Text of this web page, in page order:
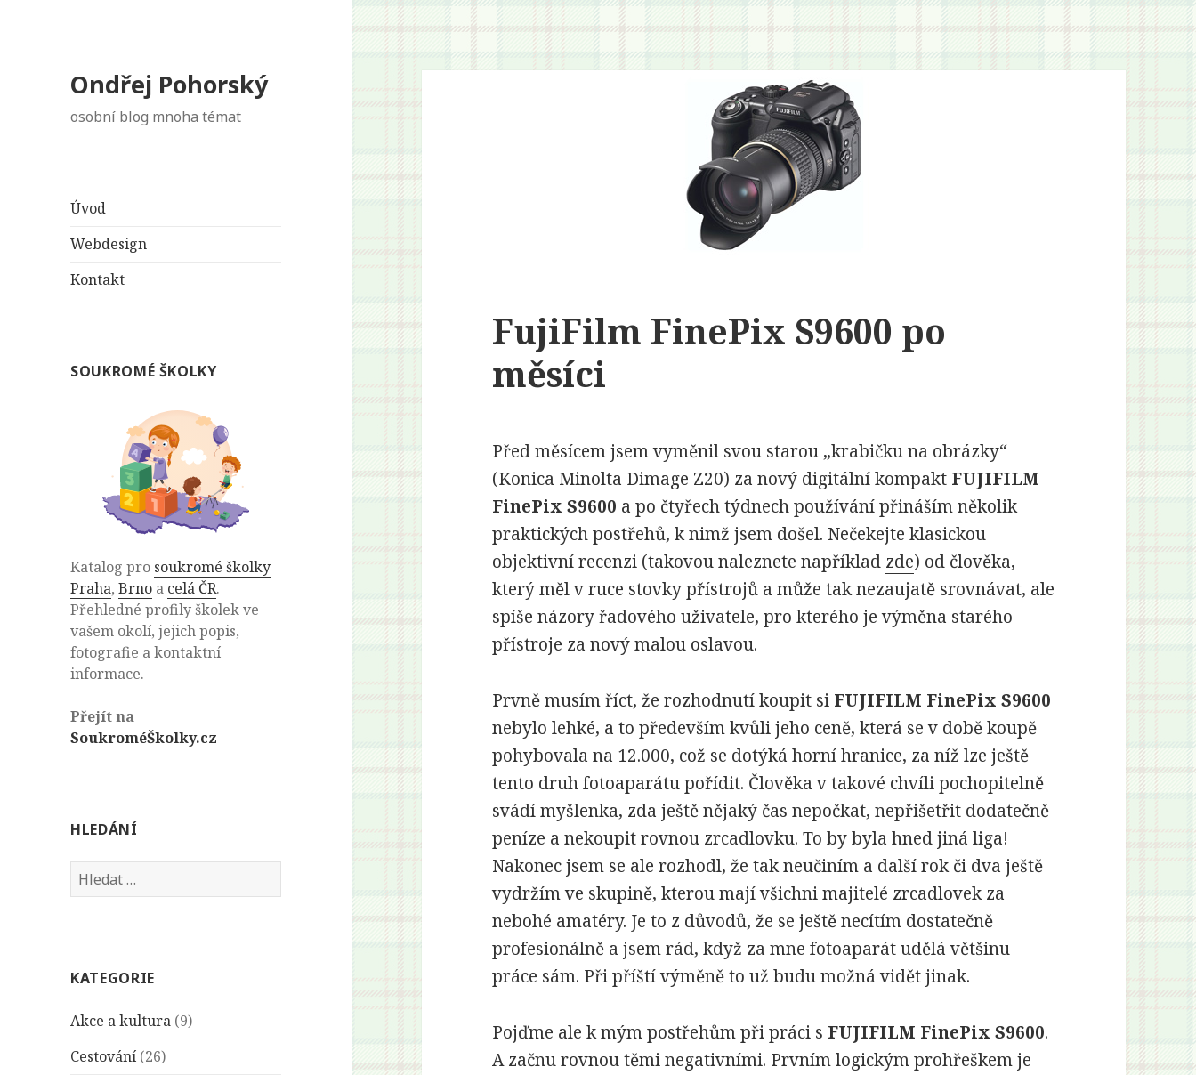
Ondřej Pohorský
osobní blog mnoha témat
Úvod
Webdesign
Kontakt
SOUKROMÉ ŠKOLKY
Katalog pro soukromé školky
Praha,Brno a celá ČR.
Přehledné profily školek ve
vašem okolí, jejich popis,
fotografie a kontaktní
informace.
Přejít na
SoukroméŠkolky.cz
HLEDÁNÍ
Vyhledávání
KATEGORIE
Akce a kultura (9)
Cestování (26)
FujiFilm FinePix S9600 po
měsíci
Před měsícem jsem vyměnil svou starou „krabičku na obrázky“
(Konica Minolta Dimage Z20) za nový digitální kompakt FUJIFILM
FinePix S9600 a po čtyřech týdnech používání přináším několik
praktických postřehů, k nimž jsem došel. Nečekejte klasickou
objektivní recenzi (takovou naleznete například zde) od člověka,
který měl v ruce stovky přístrojů a může tak nezaujatě srovnávat, ale
spíše názory řadového uživatele, pro kterého je výměna starého
přístroje za nový malou oslavou.
Prvně musím říct, že rozhodnutí koupit si FUJIFILM FinePix S9600
nebylo lehké, a to především kvůli jeho ceně, která se v době koupě
pohybovala na 12.000, což se dotýká horní hranice, za níž lze ještě
tento druh fotoaparátu pořídit. Člověka v takové chvíli pochopitelně
svádí myšlenka, zda ještě nějaký čas nepočkat, nepřišetřit dodatečně
peníze a nekoupit rovnou zrcadlovku. To by byla hned jiná liga!
Nakonec jsem se ale rozhodl, že tak neučiním a další rok či dva ještě
vydržím ve skupině, kterou mají všichni majitelé zrcadlovek za
nebohé amatéry. Je to z důvodů, že se ještě necítím dostatečně
profesionálně a jsem rád, když za mne fotoaparát udělá většinu
práce sám. Při příští výměně to už budu možná vidět jinak.
Pojďme ale k mým postřehům při práci s FUJIFILM FinePix S9600.
A začnu rovnou těmi negativními. Prvním logickým prohřeškem je